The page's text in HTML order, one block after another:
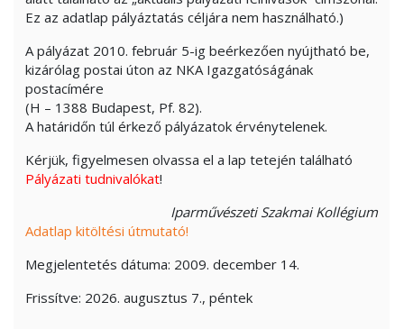
Ez az adatlap pályáztatás céljára nem használható.)
A pályázat 2010. február 5-ig beérkezően nyújtható be,
kizárólag postai úton az NKA Igazgatóságának
postacímére
(H – 1388 Budapest, Pf. 82).
A határidőn túl érkező pályázatok érvénytelenek.
Kérjük, figyelmesen olvassa el a lap tetején található
Pályázati tudnivalókat!
Iparművészeti Szakmai Kollégium
Adatlap kitöltési útmutató!
Megjelentetés dátuma: 2009. december 14.
Frissítve: 2026. augusztus 7., péntek